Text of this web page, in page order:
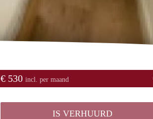
€ 530 incl. per maand
IS VERHUURD